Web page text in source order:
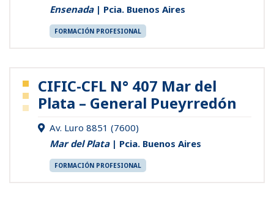
Ensenada| Pcia. Buenos Aires
FORMACIÓN PROFESIONAL
CIFIC-CFL N° 407 Mar del
Plata – General Pueyrredón
Av. Luro 8851 (7600)
Mar del Plata| Pcia. Buenos Aires
FORMACIÓN PROFESIONAL